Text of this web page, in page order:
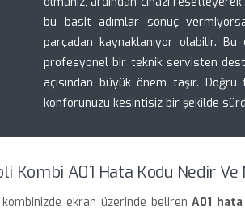
bu basit adımlar sonuç
parçadan kaynaklanıyor olabilir. Bu
profesyonel bir teknik servisten
açısından büyük önem taşır.
konforunuzu kesintisiz bir şekilde
Kombi A01 Hata Kodu Nedir Ve
ekran üzerinde belirenA01